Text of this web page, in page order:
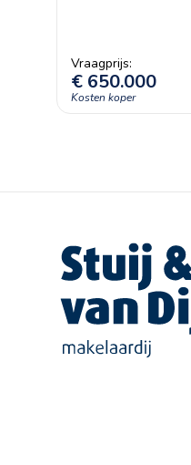
€ 650.000